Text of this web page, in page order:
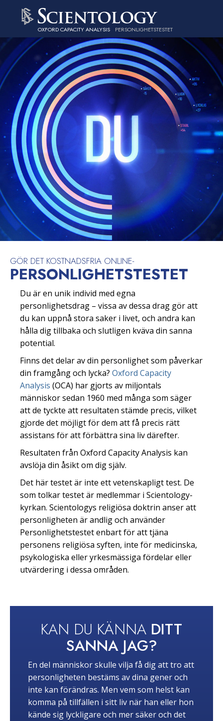
OXFORD CAPACITY ANALYSIS PERSONLIGHETSTESTET
GÖR DET KOSTNADSFRIA ONLINE-
PERSONLIGHETS­TESTET
Du är en unik individ med egna
personlighetsdrag – vissa av dessa drag gör att
du kan uppnå stora saker i livet, och andra kan
hålla dig tillbaka och slutligen kväva din sanna
potential.
Finns det delar av din personlighet som påverkar
din framgång och lycka? Oxford Capacity
Analysis (OCA) har gjorts av miljontals
människor sedan 1960 med många som säger
att de tyckte att resultaten stämde precis, vilket
gjorde det möjligt för dem att få precis rätt
assistans för att förbättra sina liv därefter.
Resultaten från Oxford Capacity Analysis kan
avslöja din åsikt om dig själv.
Det här testet är inte ett vetenskapligt test. De
som tolkar testet är medlemmar i Scientology-
kyrkan. Scientologys religiösa doktrin anser att
personligheten är andlig och använder
Personlighetstestet enbart för att tjäna
personens religiösa syften, inte för medicinska,
psykologiska eller yrkesmässiga fördelar eller
utvärdering i dessa områden.
KAN DU KÄNNA DITT
SANNA JAG?
En del människor skulle vilja få dig att tro att
personligheten bestäms av dina gener och
inte kan förändras. Men vem som helst kan
komma på tillfällen i sitt liv när han eller hon
kände sig lyckligare och mer säker och det